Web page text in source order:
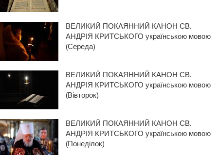
ВЕЛИКИЙ ПОКАЯННИЙ КАНОН СВ.
АНДРІЯ КРИТСЬКОГО українською мовою
(Середа)
ВЕЛИКИЙ ПОКАЯННИЙ КАНОН СВ.
АНДРІЯ КРИТСЬКОГО українською мовою
(Вівторок)
ВЕЛИКИЙ ПОКАЯННИЙ КАНОН СВ.
АНДРІЯ КРИТСЬКОГО українською мовою
(Понеділок)